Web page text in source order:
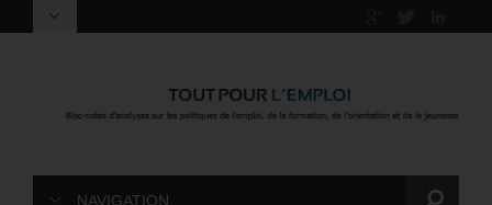
NAVIGATION